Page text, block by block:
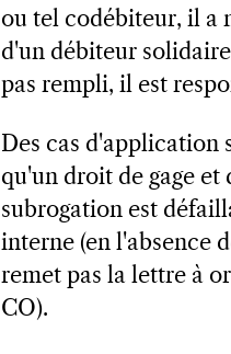
ou tel codébiteur, il a
d'un débiteur
pas rempli, il est
Des cas d'application
qu'un droit de gage
subrogation est
interne (en l'absence
remet pas la lettre à
CO).